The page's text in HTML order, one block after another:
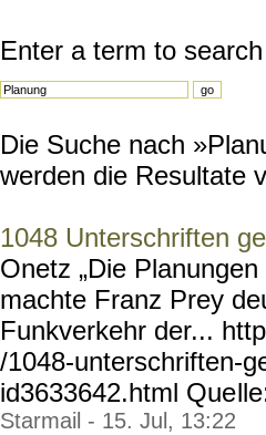
Enter a term to
Die Suche nach
werden die Resultate
1048 Unterschriften
Onetz „Die
machte Franz Prey
Funkverkehr der...
/1048-unterschriften-
id3633642.html Que
Starmail - 15. Jul, 13:22